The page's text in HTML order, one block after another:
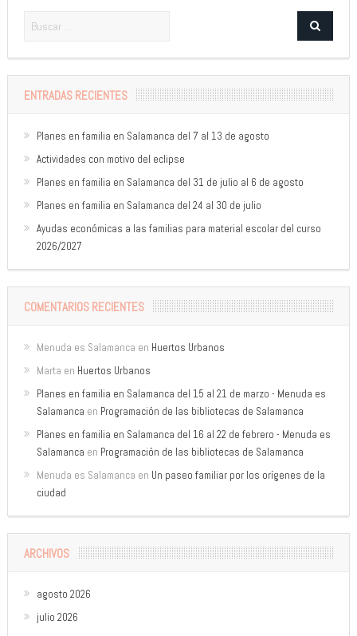
ENTRADAS RECIENTES
Planes en familia en Salamanca del 7 al 13 de agosto
Actividades con motivo del eclipse
Planes en familia en Salamanca del 31 de julio al 6 de agosto
Planes en familia en Salamanca del 24 al 30 de julio
Ayudas económicas a las familias para material escolar del curso
2026/2027
COMENTARIOS RECIENTES
Menuda es Salamanca en Huertos Urbanos
Marta en Huertos Urbanos
Planes en familia en Salamanca del 15 al 21 de marzo - Menuda es
Salamanca en Programación de las bibliotecas de Salamanca
Planes en familia en Salamanca del 16 al 22 de febrero - Menuda es
Salamanca en Programación de las bibliotecas de Salamanca
Menuda es Salamanca en Un paseo familiar por los orígenes de la
ciudad
ARCHIVOS
agosto 2026
julio 2026